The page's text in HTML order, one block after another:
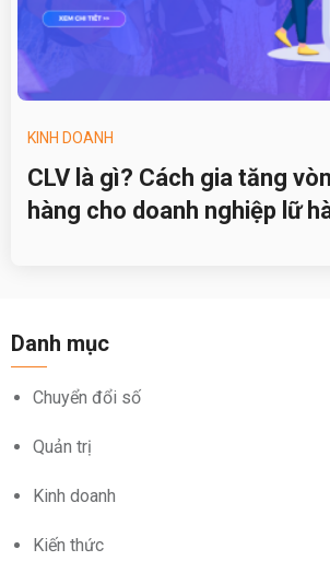
KINH DOANH
CLV là gì? Cách gia tăng
hàng cho doanh nghiệp lữ
Danh mục
Chuyển đổi số
Quản trị
Kinh doanh
Kiến thức